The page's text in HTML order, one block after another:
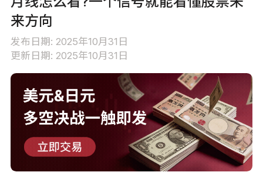
来方向
发布日期: 2025年10月31日
更新日期: 2025年10月31日